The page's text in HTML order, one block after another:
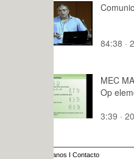
Comunicaciones 2
84:38 · 2016
MEC MATE1-2-01b
Op elementales
3:39 · 2018